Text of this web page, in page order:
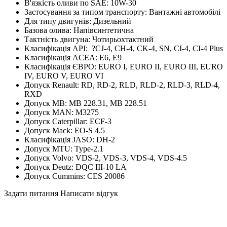
В'язкість оливи по SAE: 10W-30
Застосування за типом транспорту: Вантажні автомобілі
Для типу двигунів: Дизельний
Базова олива: Напівсинтетична
Тактність двигуна: Чотирьохтактний
Класифікація API: ?CJ-4, CH-4, CK-4, SN, CI-4, CI-4 Plus
Класифікація ACEA: E6, E9
Класифікація ЄВРО: EURO I, EURO II, EURO III, EURO
IV, EURO V, EURO VI
Допуск Renault: RD, RD-2, RLD, RLD-2, RLD-3, RLD-4,
RXD
Допуск MB: MB 228.31, MB 228.51
Допуск MAN: M3275
Допуск Caterpillar: ECF-3
Допуск Mack: EO-S 4.5
Класифікація JASO: DH-2
Допуск MTU: Type-2.1
Допуск Volvo: VDS-2, VDS-3, VDS-4, VDS-4.5
Допуск Deutz: DQC III-10 LA
Допуск Cummins: CES 20086
Задати питання Написати відгук